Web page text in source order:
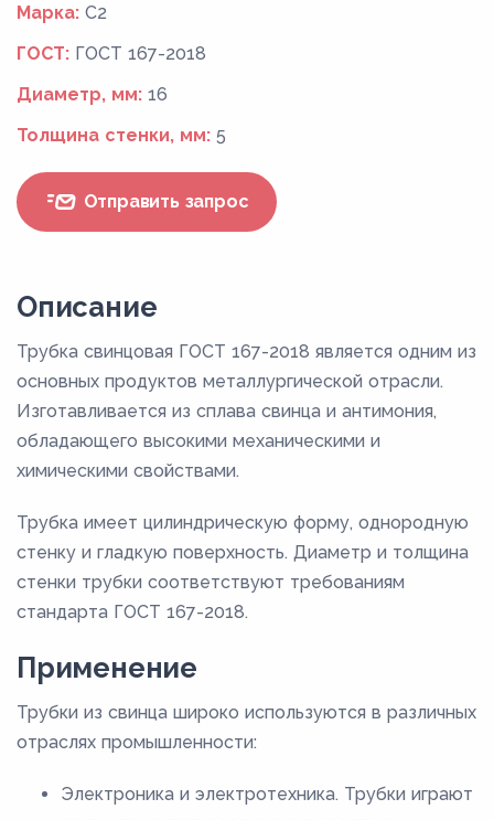
Марка: C2
ГОСТ: ГОСТ 167-2018
Диаметр, мм: 16
Толщина стенки, мм: 5
Отправить запрос
Описание
Трубка свинцовая ГОСТ 167-2018 является одним из
основных продуктов металлургической отрасли.
Изготавливается из сплава свинца и антимония,
обладающего высокими механическими и
химическими свойствами.
Трубка имеет цилиндрическую форму, однородную
стенку и гладкую поверхность. Диаметр и толщина
стенки трубки соответствуют требованиям
стандарта ГОСТ 167-2018.
Применение
Трубки из свинца широко используются в различных
отраслях промышленности:
Электроника и электротехника. Трубки играют